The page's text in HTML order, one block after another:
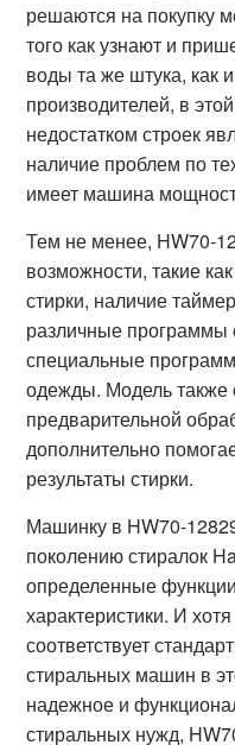
решаются на покупку
того как узнают и
воды та же штука, как
производителей, в
недостатком строек
наличие проблем по
имеет машина
Тем не менее, HW70-
возможности, такие
стирки, наличие
различные программы
специальные
одежды. Модель также
предварительной
дополнительно
результаты стирки.
Машинку в HW70-
поколению стиралок
определенные
характеристики. И
соответствует
стиральных машин в
надежное и
стиральных нужд,